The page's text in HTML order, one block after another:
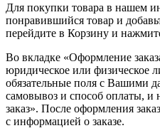
Для покупки товара в нашем
понравившийся товар и
перейдите в Корзину и
Во вкладке «Оформление
юридическое или физическое
обязательные поля с Вашими
самовывоз и способ оплаты,
заказ». После оформления
с информацией о заказе.